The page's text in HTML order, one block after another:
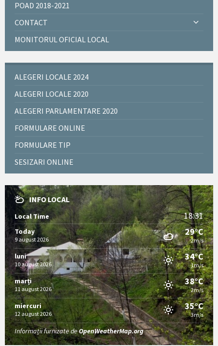
POAD 2018-2021
CONTACT
MONITORUL OFICIAL LOCAL
ALEGERI LOCALE 2024
ALEGERI LOCALE 2020
ALEGERI PARLAMENTARE 2020
FORMULARE ONLINE
FORMULARE TIP
SESIZARI ONLINE
INFO LOCAL
Local Time 18:31
Today
9 august 2026
29°C
2m/s
luni
10 august 2026
34°C
1m/s
marți
11 august 2026
38°C
2m/s
miercuri
12 august 2026
35°C
3m/s
Informații furnizate deOpenWeatherMap.org